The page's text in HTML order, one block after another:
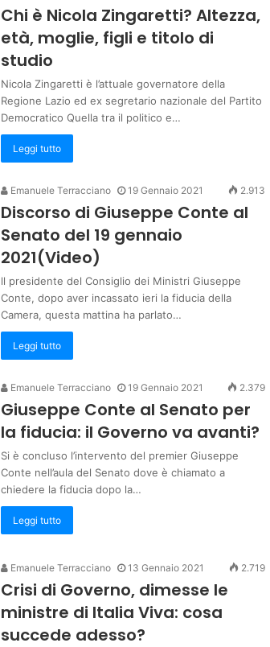
Chi è Nicola Zingaretti? Altezza,
età, moglie, figli e titolo di
studio
Nicola Zingaretti è l’attuale governatore della
Regione Lazio ed ex segretario nazionale del Partito
Democratico Quella tra il politico e…
Leggi tutto
Emanuele Terracciano 19 Gennaio 2021 2.913
Discorso di Giuseppe Conte al
Senato del 19 gennaio
2021(Video)
ll presidente del Consiglio dei Ministri Giuseppe
Conte, dopo aver incassato ieri la fiducia della
Camera, questa mattina ha parlato…
Leggi tutto
Emanuele Terracciano 19 Gennaio 2021 2.379
Giuseppe Conte al Senato per
la fiducia: il Governo va avanti?
Si è concluso l’intervento del premier Giuseppe
Conte nell’aula del Senato dove è chiamato a
chiedere la fiducia dopo la…
Leggi tutto
Emanuele Terracciano 13 Gennaio 2021 2.719
Crisi di Governo, dimesse le
ministre di Italia Viva: cosa
succede adesso?